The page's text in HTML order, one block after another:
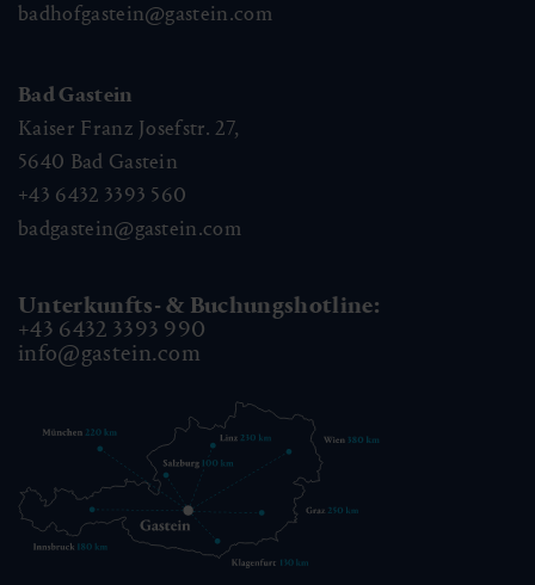
badhofgastein@gastein.com
Bad Gastein
Kaiser Franz Josefstr. 27,
5640 Bad Gastein
+43 6432 3393 560
badgastein@gastein.com
Unterkunfts- & Buchungshotline:
+43 6432 3393 990
info@gastein.com